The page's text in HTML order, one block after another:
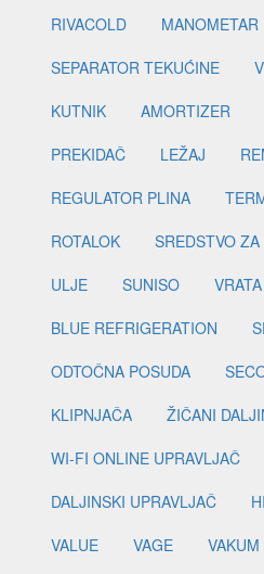
RIVACOLD MANOMETAR
SEPARATOR TEKUĆINE
KUTNIK
AMORTIZER
PREKIDAČ
LEŽAJ
REGULATOR PLINA
ROTALOK
SREDSTVO
ULJE
SUNISO
BLUE REFRIGERATION
ODTOČNA POSUDA
KLIPNJAČA
ŽIČANI
WI-FI ONLINE UPRAVLJAČ
DALJINSKI UPRAVLJAČ
VALUE
VAGE